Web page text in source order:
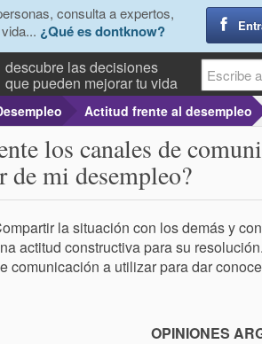
consulta a expertos,
¿Qué es dontknow?
descubre las decisiones
que pueden mejorar tu vida
Actitud frente al desempleo
los canales de
mi desempleo?
la situación con los demás y
actitud constructiva para su
comunicación a utilizar para dar
OPINIONES